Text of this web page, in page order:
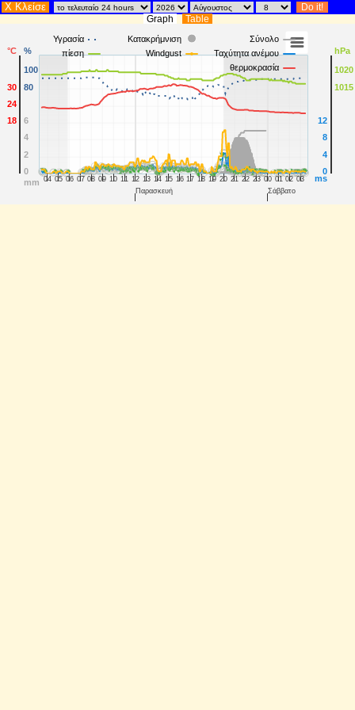
X Κλείσε
Graph Table
°C
mm ms
hPa
%
Σύνολο
Κατακρήμνιση
Υγρασία
Ταχύτητα ανέμου
Windgust
πίεση
θερμοκρασία
04 05 06 07 08 09 10 11 12 13 14 15 16 17 18 19 20 21 22 23 00 01 02 03
Παρασκευή
Σάββατο
18
24
30
0
2
4
6
0
4
8
12
1015
1020
80
100